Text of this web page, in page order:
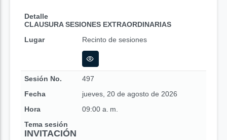
Detalle
CLAUSURA SESIONES EXTRAORDINARIAS
Lugar
Recinto de sesiones
Sesión No.
497
Fecha
jueves, 20 de agosto de 2026
Hora
09:00 a. m.
Tema sesión
INVITACIÓN